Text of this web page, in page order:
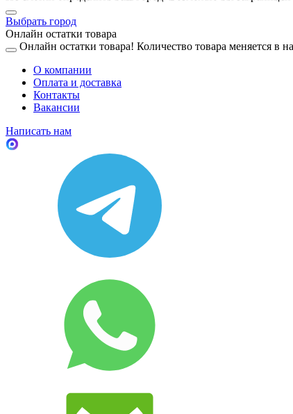
Выбрать город
Онлайн остатки товара
Онлайн остатки товара! Количество товара меняется в
О компании
Оплата и доставка
Контакты
Вакансии
Написать нам